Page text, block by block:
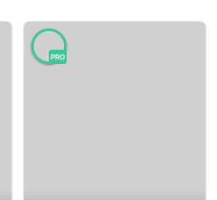
PRO